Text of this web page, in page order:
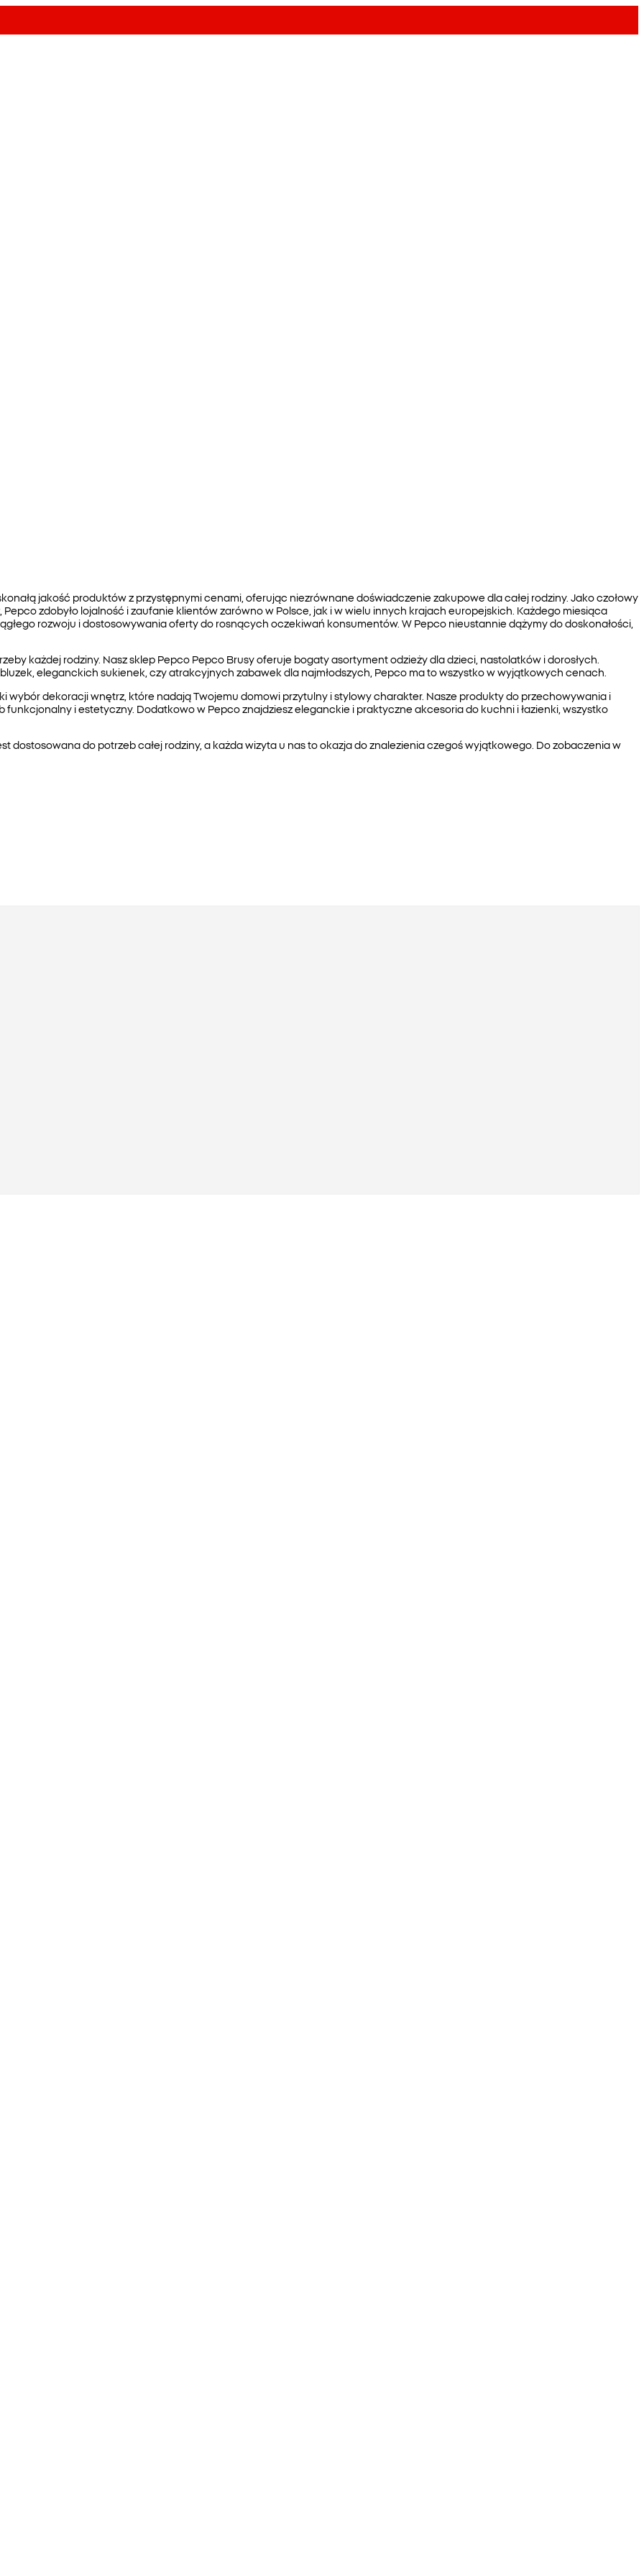
jakość produktów z przystępnymi cenami, oferując niezrównane doświadczenie zakupowe dla całej rodziny. Jako czołowy
zdobyło lojalność i zaufanie klientów zarówno w Polsce, jak i w wielu innych krajach europejskich. Każdego miesiąca
rozwoju i dostosowywania oferty do rosnących oczekiwań konsumentów. W Pepco nieustannie dążymy do doskonałości,
każdej rodziny. Nasz sklep Pepco Pepco Brusy oferuje bogaty asortyment odzieży dla dzieci, nastolatków i dorosłych.
eleganckich sukienek, czy atrakcyjnych zabawek dla najmłodszych, Pepco ma to wszystko w wyjątkowych cenach.
wybór dekoracji wnętrz, które nadają Twojemu domowi przytulny i stylowy charakter. Nasze produkty do przechowywania i
i estetyczny. Dodatkowo w Pepco znajdziesz eleganckie i praktyczne akcesoria do kuchni i łazienki, wszystko
dostosowana do potrzeb całej rodziny, a każda wizyta u nas to okazja do znalezienia czegoś wyjątkowego. Do zobaczenia w